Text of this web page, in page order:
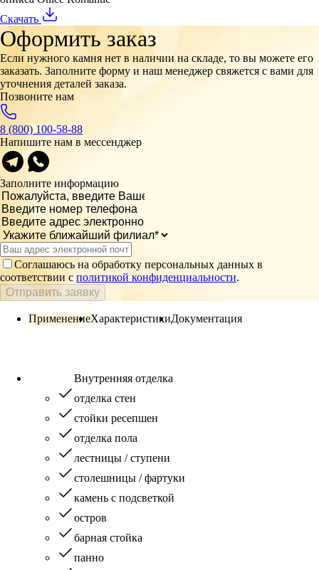
Скачать
Оформить заказ
Если нужного камня нет в наличии на складе, то вы можете его
заказать. Заполните форму и наш менеджер свяжется с вами для
уточнения деталей заказа.
Позвоните нам
8 (800) 100-58-88
Напишите нам в мессенджер
Заполните информацию
Соглашаюсь на обработку персональных данных в
соответствии с политикой конфиденциальности.
Отправить заявку
ПрименениеХарактеристикиДокументация
Внутренняя отделка
отделка стен
стойки ресепшен
отделка пола
лестницы / ступени
столешницы / фартуки
камень с подсветкой
остров
барная стойка
панно